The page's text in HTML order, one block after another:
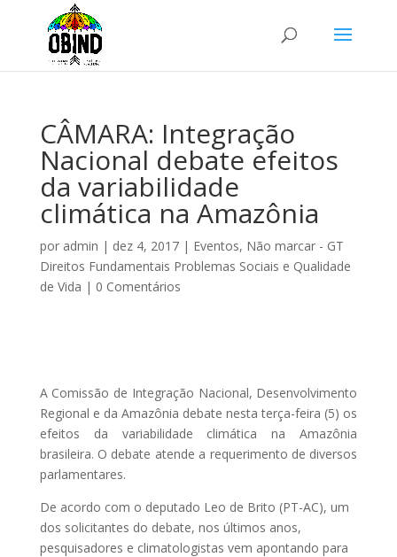
CÂMARA: Integração
Nacional debate efeitos
da variabilidade
climática na Amazônia
por admin | dez 4, 2017| Eventos, Não marcar - GT
Direitos Fundamentais Problemas Sociais e Qualidade
de Vida | 0 Comentários
A Comissão de Integração Nacional, Desenvolvimento
Regional e da Amazônia debate nesta terça-feira (5) os
efeitos da variabilidade climática na Amazônia
brasileira. O debate atende a requerimento de diversos
parlamentares.
De acordo com o deputado Leo de Brito (PT-AC), um
dos solicitantes do debate, nos últimos anos,
pesquisadores e climatologistas vem apontando para